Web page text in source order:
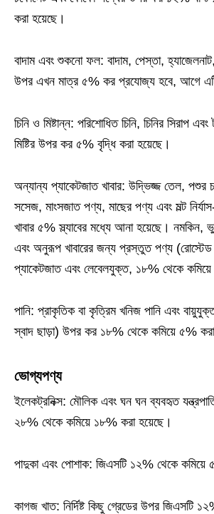
করা হয়েছে।
বাদাম এবং শুকনো ফল: বাদাম, পেস্তা,
উপর এখন মাত্র ৫% কর প্রযোজ্য হবে, আগে
চিনি ও মিষ্টান্ন: পরিশোধিত চিনি, চিনির সিরাপ
মিষ্টির উপর কর ৫% বৃদ্ধি করা হয়েছে।
অন্যান্য প্যাকেটজাত খাবার: উদ্ভিজ্জ তেল, পশুর
সসেজ, মাংসজাত পণ্য, মাছের পণ্য এবং মল্ট
খাবার ৫% স্ল্যাবের মধ্যে আনা হয়েছে। নমকিন,
এবং অনুরূপ খাবারের জন্য প্রস্তুত পণ্য (রোস্টেড
প্যাকেটজাত এবং লেবেলযুক্ত, ১৮% থেকে
পানি: প্রাকৃতিক বা কৃত্রিম খনিজ পানি এবং বায়ুযুক্ত
স্বাদ ছাড়া) উপর কর ১৮% থেকে কমিয়ে ৫%
ভোগ্যপণ্য
ইলেকট্রনিক্স: মৌলিক এবং ঘন ঘন ব্যবহৃত
২৮% থেকে কমিয়ে ১৮% করা হয়েছে।
পাদুকা এবং পোশাক: জিএসটি ১২% থেকে কমিয়ে
কাগজ খাত: নির্দিষ্ট কিছু গ্রেডের উপর জিএসটি